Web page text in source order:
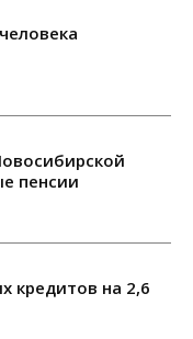
пенсии
кредитов на 2,6